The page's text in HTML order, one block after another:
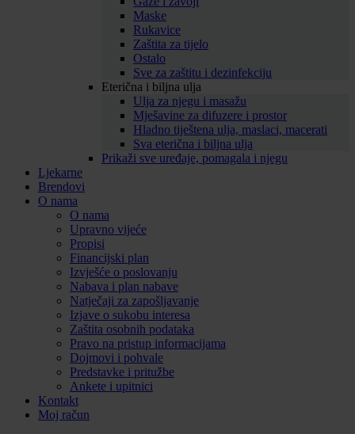
Maske
Rukavice
Zaštita za tijelo
Ostalo
Sve za zaštitu i dezinfekciju
Eterična i biljna ulja
Ulja za njegu i masažu
Mješavine za difuzere i prostor
Hladno tiještena ulja, maslaci, macerati
Sva eterična i biljna ulja
Prikaži sve uređaje, pomagala i njegu
Ljekarne
Brendovi
O nama
O nama
Upravno vijeće
Propisi
Financijski plan
Izvješće o poslovanju
Nabava i plan nabave
Natječaji za zapošljavanje
Izjave o sukobu interesa
Zaštita osobnih podataka
Pravo na pristup informacijama
Dojmovi i pohvale
Predstavke i pritužbe
Ankete i upitnici
Kontakt
Moj račun